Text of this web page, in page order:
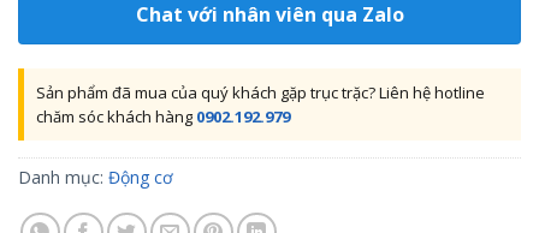
Chat với nhân viên qua Zalo
Sản phẩm đã mua của quý khách gặp trục trặc? Liên hệ hotline
chăm sóc khách hàng 0902.192.979
Danh mục: Động cơ